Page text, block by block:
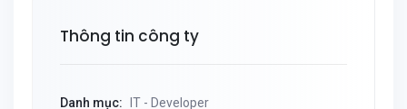
Thông tin công ty
Danh mục: IT - Developer